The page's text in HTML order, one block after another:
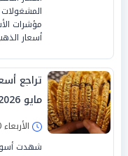
مؤشرات
أسعار الذهب في مصر
مايو 2026
الأربعاء 20/مايو/2026 - 12:16 ص
شهدت